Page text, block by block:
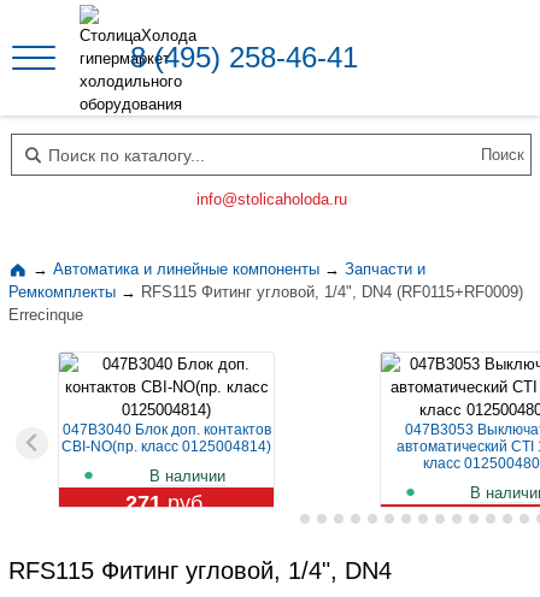
8 (495) 258-46-41
Поиск по каталогу
info@stolicaholoda.ru
→ Автоматика и линейные компоненты → Запчасти и
Ремкомплекты → RFS115 Фитинг угловой, 1/4", DN4 (RF0115+RF0009)
Errecinque
047B3040 Блок доп. контактов
CBI-NO(пр. класс 0125004814)
В наличии
271руб.
047B3053
автоматический CTI
класс
В
1 119 руб.
RFS115 Фитинг угловой, 1/4", DN4